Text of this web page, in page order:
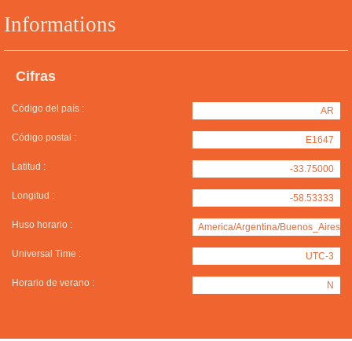
Informations
Cifras
Código del país : AR
Código postal : E1647
Latitud : -33.75000
Longitud : -58.53333
Huso horario : America/Argentina/Buenos_Aires
Universal Time : UTC-3
Horario de verano : N